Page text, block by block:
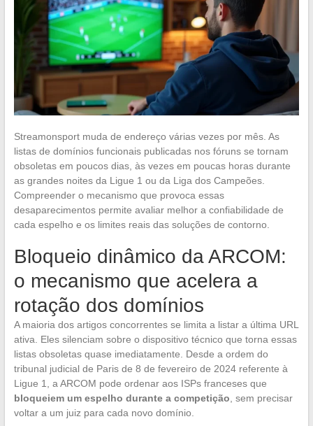
Streamonsport muda de endereço várias vezes por mês. As
listas de domínios funcionais publicadas nos fóruns se tornam
obsoletas em poucos dias, às vezes em poucas horas durante
as grandes noites da Ligue 1 ou da Liga dos Campeões.
Compreender o mecanismo que provoca essas
desaparecimentos permite avaliar melhor a confiabilidade de
cada espelho e os limites reais das soluções de contorno.
Bloqueio dinâmico da ARCOM:
o mecanismo que acelera a
rotação dos domínios
A maioria dos artigos concorrentes se limita a listar a última URL
ativa. Eles silenciam sobre o dispositivo técnico que torna essas
listas obsoletas quase imediatamente. Desde a ordem do
tribunal judicial de Paris de 8 de fevereiro de 2024 referente à
Ligue 1, a ARCOM pode ordenar aos ISPs franceses que
bloqueiem um espelho durante a competição , sem precisar
voltar a um juiz para cada novo domínio.